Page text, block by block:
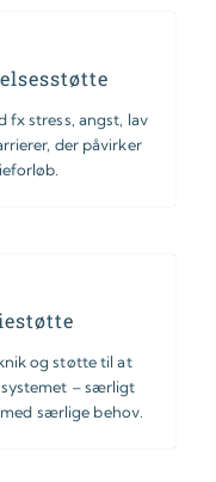
fx stress, angst, lav
der påvirker
og støtte til at
– særligt
særlige behov.